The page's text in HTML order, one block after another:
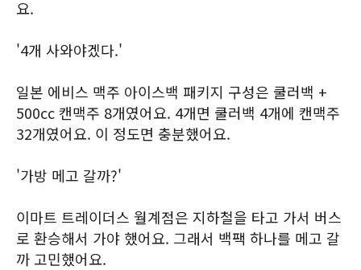
요.
'4개 사와야겠다.'
일본 에비스 맥주 아이스백 패키지 구성은 쿨러백 +
500cc 캔맥주 8개였어요. 4개면 쿨러백 4개에 캔맥주
32개였어요. 이 정도면 충분했어요.
'가방 메고 갈까?'
이마트 트레이더스 월계점은 지하철을 타고 가서 버스
로 환승해서 가야 했어요. 그래서 백팩 하나를 메고 갈
까 고민했어요.